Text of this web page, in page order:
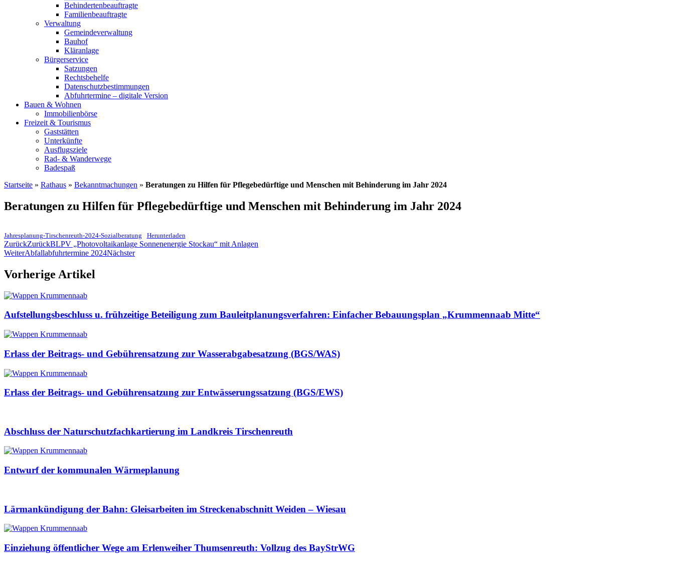
Behindertenbeauftragte
Familienbeauftragte
Verwaltung
Gemeindeverwaltung
Bauhof
Kläranlage
Bürgerservice
Satzungen
Rechtsbehelfe
Datenschutzbestimmungen
Abfuhrtermine – digitale Version
Bauen & Wohnen
Immobilienbörse
Freizeit & Tourismus
Gaststätten
Unterkünfte
Ausflugsziele
Rad- & Wanderwege
Badespaß
Startseite » Rathaus » Bekanntmachungen » Beratungen zu Hilfen für Pflegebedürftige und Menschen mit Behinderung im Jahr 2024
Beratungen zu Hilfen für Pflegebedürftige und Menschen mit Behinderung im Jahr 2024
Jahresplanung-Tirschenreuth-2024-Sozialberatung Herunterladen
ZurückZurückBLPV „Photovoltaikanlage Sonnenenergie Stockau“ mit Anlagen
WeiterAbfallabfuhrtermine 2024Nächster
Vorherige Artikel
Aufstellungsbeschluss u. frühzeitige Beteiligung zum Bauleitplanungsverfahren: Einfacher Bebauungsplan „Krummennaab Mitte“
Erlass der Beitrags- und Gebührensatzung zur Wasserabgabesatzung (BGS/WAS)
Erlass der Beitrags- und Gebührensatzung zur Entwässerungssatzung (BGS/EWS)
Abschluss der Naturschutzfachkartierung im Landkreis Tirschenreuth
Entwurf der kommunalen Wärmeplanung
Lärmankündigung der Bahn: Gleisarbeiten im Streckenabschnitt Weiden – Wiesau
Einziehung öffentlicher Wege am Erlenweiher Thumsenreuth: Vollzug des BayStrWG